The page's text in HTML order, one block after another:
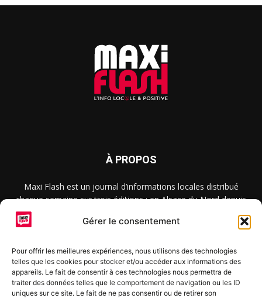
Gérer le consentement
Pour offrir les meilleures expériences, nous utilisons des technologies
telles que les cookies pour stocker et/ou accéder aux informations des
appareils. Le fait de consentir à ces technologies nous permettra de
traiter des données telles que le comportement de navigation ou les ID
uniques sur ce site. Le fait de ne pas consentir ou de retirer son
À PROPOS
Maxi Flash est un journal d’informations locales distribué
chaque semaine sur trois éditions : en Alsace du Nord depuis
2015, dans les secteurs d’Obernai-Molsheim-Erstein depuis
2022, et à Colmar, Vignoble et Plaine depuis 2023.
SUIVEZ-NOUS